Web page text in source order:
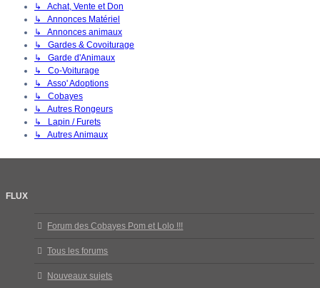
↳ Achat, Vente et Don
↳ Annonces Matériel
↳ Annonces animaux
↳ Gardes & Covoiturage
↳ Garde d'Animaux
↳ Co-Voiturage
↳ Asso' Adoptions
↳ Cobayes
↳ Autres Rongeurs
↳ Lapin / Furets
↳ Autres Animaux
FLUX
Forum des Cobayes Pom et Lolo !!!
Tous les forums
Nouveaux sujets